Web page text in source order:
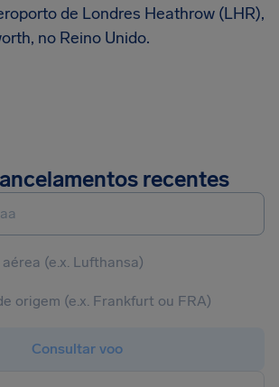
de Londres Heathrow (LHR),
no Reino Unido.
recentes
Consultar voo